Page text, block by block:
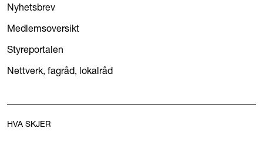
Nyhetsbrev
Medlemsoversikt
Styreportalen
Nettverk, fagråd, lokalråd
HVA SKJER